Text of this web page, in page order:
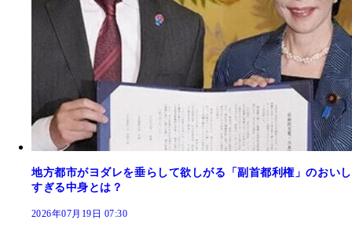
地方都市がヨダレを垂らして欲しがる「副首都利権」のおいし
すぎる中身とは？
2026年07月19日 07:30